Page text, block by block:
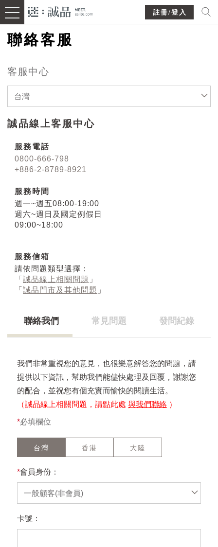
註冊/登入
聯絡客服
客服中心
台灣
誠品線上客服中心
服務電話
0800-666-798
+886-2-8789-8921
服務時間
週一~週五08:00-19:00
週六~週日及國定例假日
09:00~18:00
服務信箱
請依問題類型選擇：
「 誠品線上相關問題 」
「 誠品門市及其他問題 」
聯絡我們 常見問題 發問紀錄
我們非常重視您的意見，也很樂意解答您的問題，請
提供以下資訊，幫助我們能儘快處理及回覆，謝謝您
的配合，並祝您有個充實而愉快的閱讀生活。
（誠品線上相關問題，請點此處 與我們聯絡 ）
*必填欄位
台灣 香港 大陸
*會員身份：
一般顧客(非會員)
卡號：